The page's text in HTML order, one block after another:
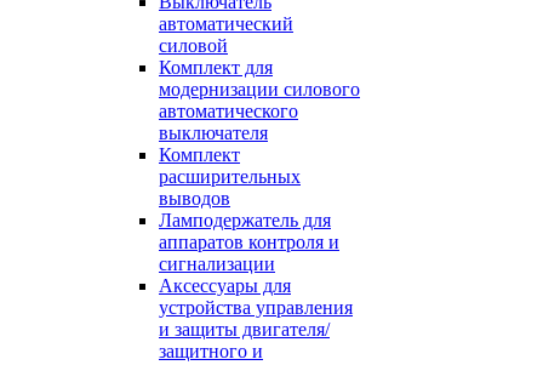
автоматический
силовой
Комплект для
модернизации силового
автоматического
выключателя
Комплект
расширительных
выводов
Ламподержатель для
аппаратов контроля и
сигнализации
Аксессуары для
устройства управления
и защиты двигателя/
защитного и